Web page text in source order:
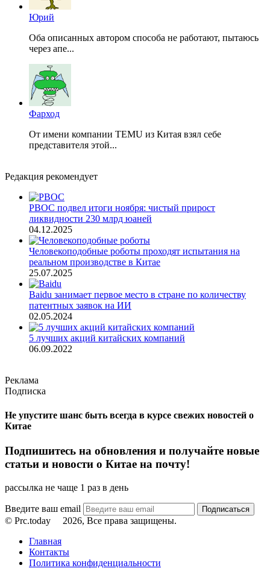
Юрий
Оба описанных автором способа не работают, пытаюсь
через апе...
Фарход
От имени компании TEMU из Китая взял себе
представителя этой...
Редакция рекомендует
PBOC подвел итоги ноября: чистый прирост
ликвидности 230 млрд юаней
04.12.2025
Человекоподобные роботы проходят испытания на
реальном производстве в Китае
25.07.2025
Baidu занимает первое место в стране по количеству
патентных заявок на ИИ
02.05.2024
5 лучших акций китайских компаний
06.09.2022
Реклама
Подписка
Не упустите шанс быть всегда в курсе свежих новостей о
Китае
Подпишитесь на обновления и получайте новые
статьи и новости о Китае на почту!
рассылка не чаще 1 раз в день
Введите ваш email
© Prc.today
2026, Все права защищены.
Главная
Контакты
Политика конфиденциальности